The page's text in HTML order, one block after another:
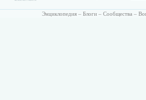
Энциклопедия – Блоги – Сообщества –